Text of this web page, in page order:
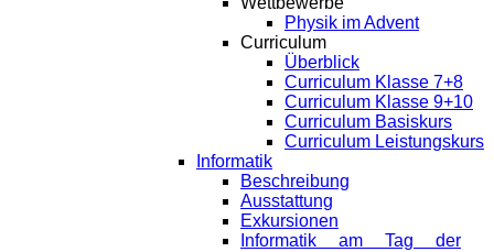
Physik im Advent
Curriculum
Überblick
Curriculum Klasse 7+8
Curriculum Klasse 9+10
Curriculum Basiskurs
Curriculum Leistungskurs
Informatik
Beschreibung
Ausstattung
Exkursionen
Informatik am Tag der